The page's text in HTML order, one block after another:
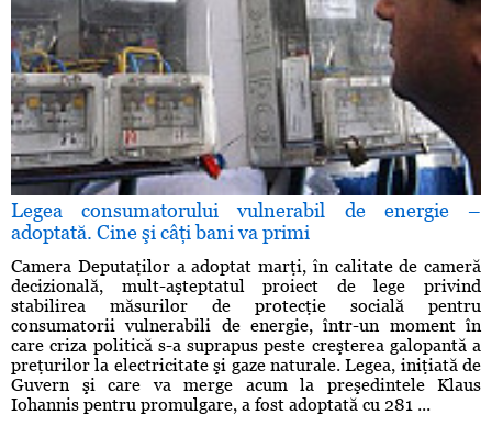
Legea consumatorului vulnerabil de energie –
adoptată. Cine şi câţi bani va primi
Camera Deputaţilor a adoptat marţi, în calitate de cameră
decizională, mult-aşteptatul proiect de lege privind
stabilirea măsurilor de protecţie socială pentru
consumatorii vulnerabili de energie, într-un moment în
care criza politică s-a suprapus peste creşterea galopantă a
preţurilor la electricitate şi gaze naturale. Legea, iniţiată de
Guvern şi care va merge acum la preşedintele Klaus
Iohannis pentru promulgare, a fost adoptată cu 281 ...